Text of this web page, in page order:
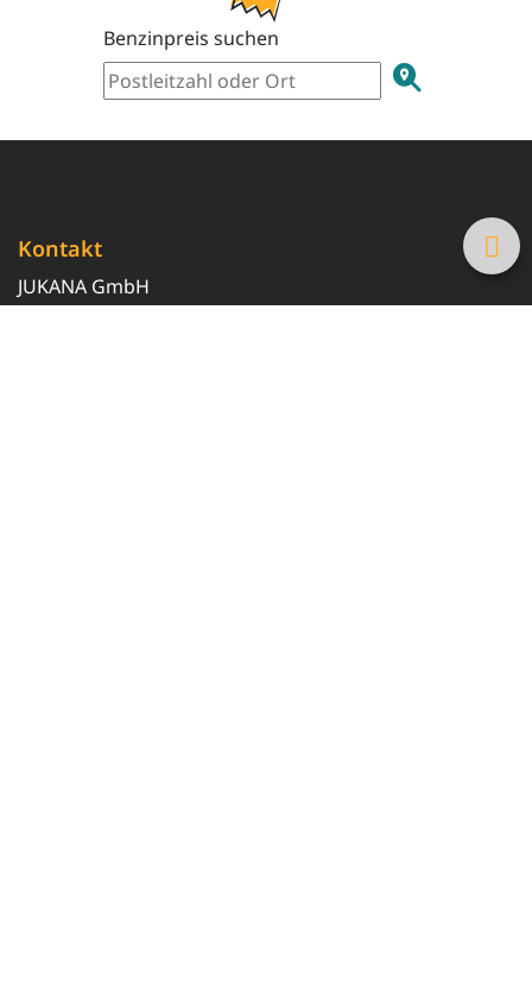
Benzinpreis suchen
Kontakt
JUKANA GmbH